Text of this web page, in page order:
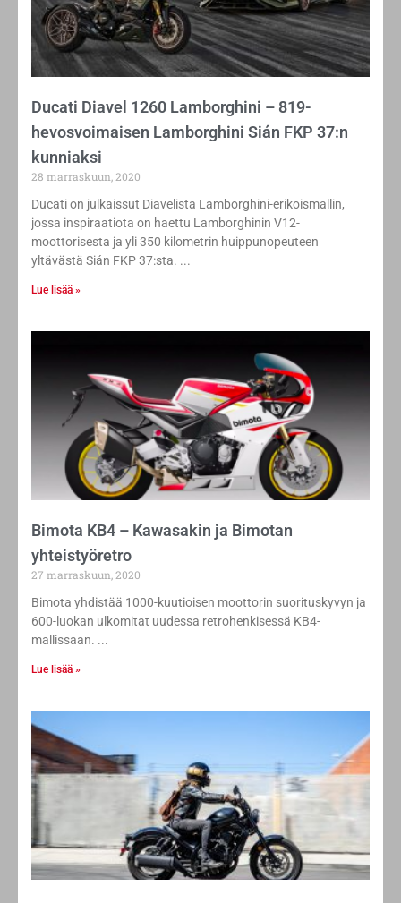
Ducati Diavel 1260 Lamborghini – 819-
hevosvoimaisen Lamborghini Sián FKP 37:n
kunniaksi
28 marraskuun, 2020
Ducati on julkaissut Diavelista Lamborghini-erikoismallin,
jossa inspiraatiota on haettu Lamborghinin V12-
moottorisesta ja yli 350 kilometrin huippunopeuteen
yltävästä Sián FKP 37:sta.
Lue lisää »
Bimota KB4 – Kawasakin ja Bimotan
yhteistyöretro
27 marraskuun, 2020
Bimota yhdistää 1000-kuutioisen moottorin suorituskyvyn ja
600-luokan ulkomitat uudessa retrohenkisessä KB4-
mallissaan.
Lue lisää »